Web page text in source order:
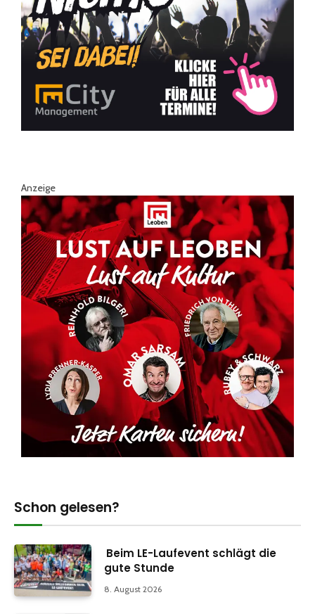
Anzeige
Schon gelesen?
Beim LE-Laufevent schlägt die
gute Stunde
8. August 2026